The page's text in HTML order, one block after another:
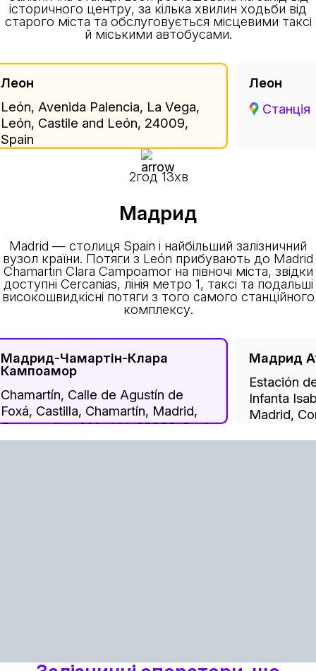
історичного центру, за кілька хвилин ходьби від
старого міста та обслуговується місцевими таксі
й міськими автобусами.
Леон
León, Avenida Palencia, La Vega,
León, Castile and León, 24009,
Spain
Леон
Станція
2год 13хв
Мадрид
Madrid — столиця Spain і найбільший залізничний
вузол країни. Потяги з León прибувають до Madrid
Chamartin Clara Campoamor на півночі міста, звідки
доступні Cercanias, лінія метро 1, таксі та подальші
високошвидкісні потяги з того самого станційного
комплексу.
Мадрид-Чамартін-Клара
Кампоамор
Chamartín, Calle de Agustín de
Foxá, Castilla, Chamartín, Madrid,
Community of Madrid, 28036, Spain
Мадрид
Estación
Infanta
Madrid,